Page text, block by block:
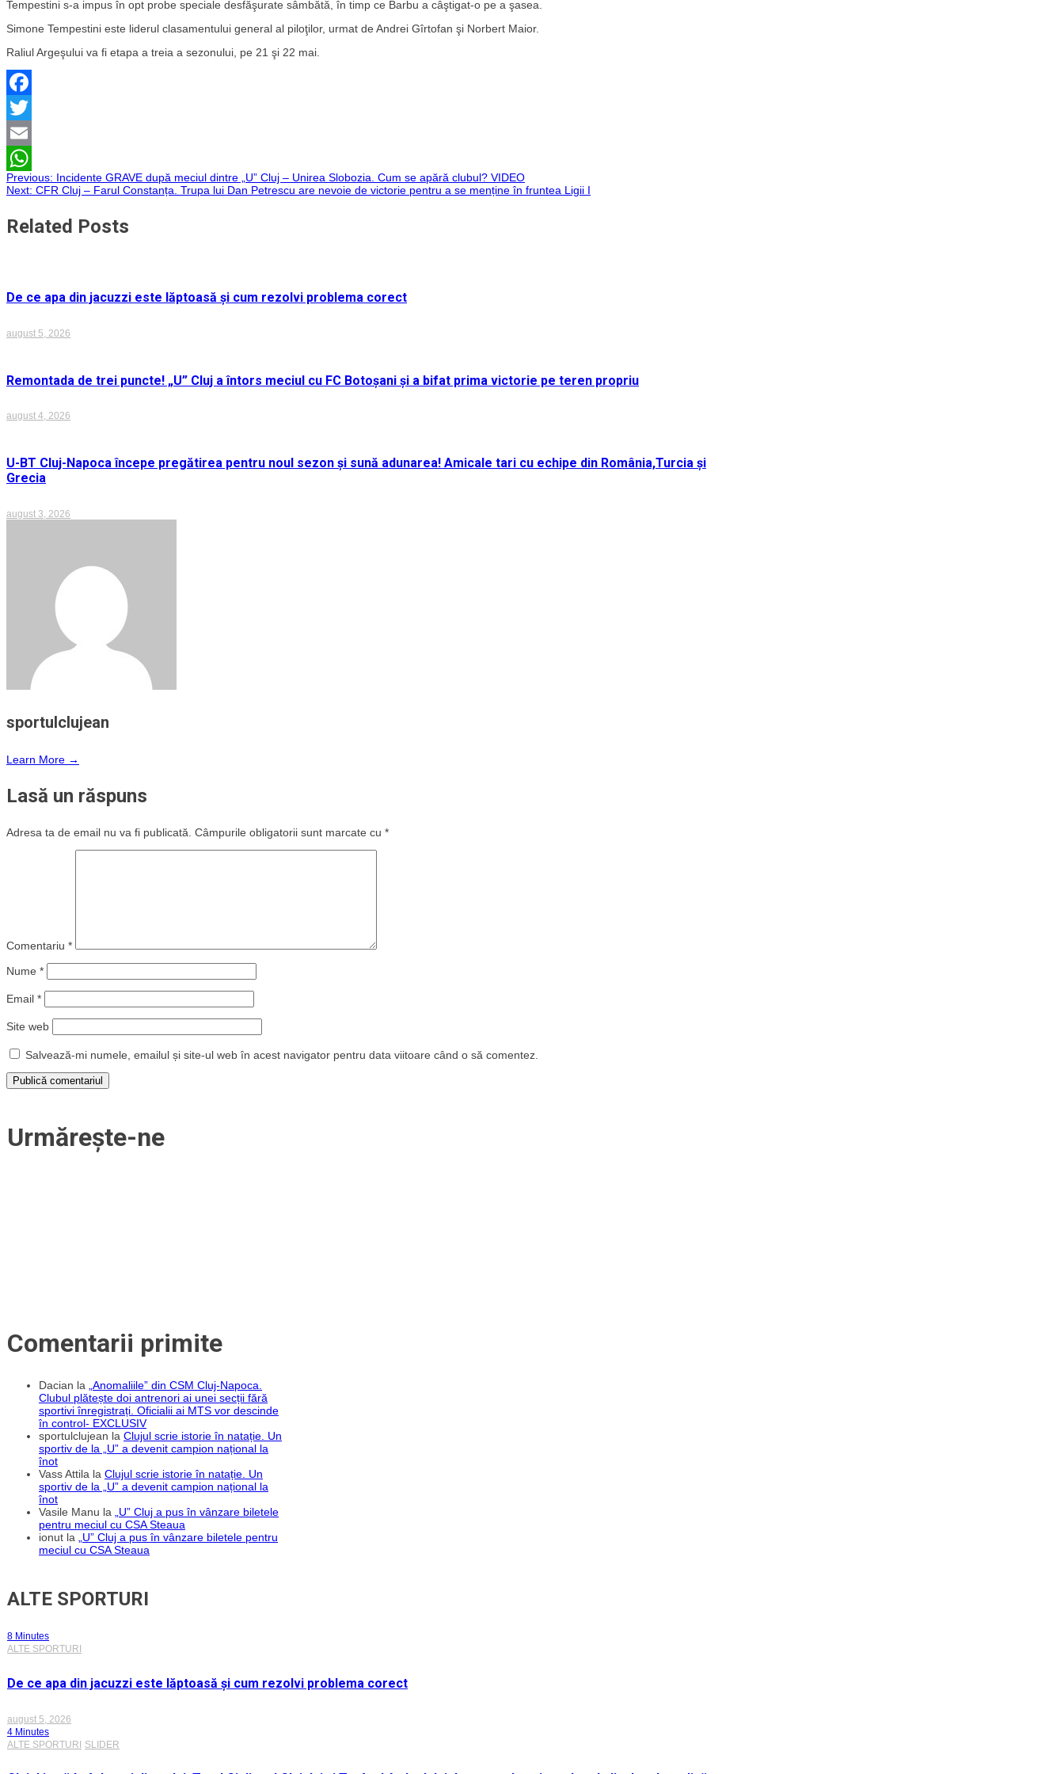
Tempestini s-a impus în opt probe speciale desfăşurate sâmbătă, în timp ce Barbu a câştigat-o pe a şasea.
Simone Tempestini este liderul clasamentului general al piloţilor, urmat de Andrei Gîrtofan şi Norbert Maior.
Raliul Argeşului va fi etapa a treia a sezonului, pe 21 şi 22 mai.
Facebook
Twitter
Email
WhatsApp
Navigare
în
Previous: Incidente GRAVE după meciul dintre „U” Cluj – Unirea Slobozia. Cum se apără clubul? VIDEO
Next: CFR Cluj – Farul Constanța. Trupa lui Dan Petrescu are nevoie de victorie pentru a se menține în fruntea Ligii I
Related Posts
De ce apa din jacuzzi este lăptoasă și cum rezolvi problema corect
august 5, 2026
Remontada de trei puncte! „U” Cluj a întors meciul cu FC Botoșani și a bifat prima victorie pe teren propriu
august 4, 2026
U-BT Cluj-Napoca începe pregătirea pentru noul sezon și sună adunarea! Amicale tari cu echipe din România,Turcia și
Grecia
august 3, 2026
sportulclujean
Learn More →
Lasă un răspuns
Adresa ta de email nu va fi publicată. Câmpurile obligatorii sunt marcate cu *
Comentariu *
Nume *
Email *
Site web
Salvează-mi numele, emailul și site-ul web în acest navigator pentru data viitoare când o să comentez.
Urmărește-ne
Comentarii primite
Dacian la „Anomaliile” din CSM Cluj-Napoca.
Clubul plătește doi antrenori ai unei secții fără
sportivi înregistrați. Oficialii ai MTS vor descinde
în control- EXCLUSIV
sportulclujean la Clujul scrie istorie în natație. Un
sportiv de la „U” a devenit campion național la
înot
Vass Attila la Clujul scrie istorie în natație. Un
sportiv de la „U” a devenit campion național la
înot
Vasile Manu la „U” Cluj a pus în vânzare biletele
pentru meciul cu CSA Steaua
ionut la „U” Cluj a pus în vânzare biletele pentru
meciul cu CSA Steaua
ALTE SPORTURI
8 Minutes
ALTE SPORTURI
De ce apa din jacuzzi este lăptoasă și cum rezolvi problema corect
august 5, 2026
4 Minutes
ALTE SPORTURI SLIDER